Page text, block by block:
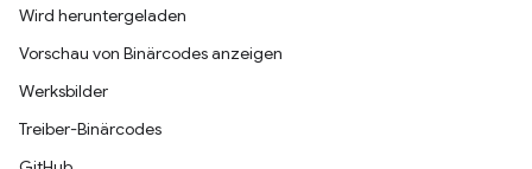
Wird heruntergeladen
Vorschau von Binärcodes anzeigen
Werksbilder
Treiber-Binärcodes